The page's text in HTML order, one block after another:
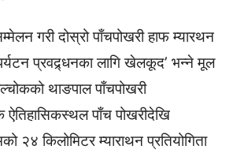
गरी दोस्रो पाँचपोखरी हाफ म्यारथन
प्रवद्र्धनका लागि खेलकूद’ भन्ने मूल
थाङपाल पाँचपोखरी
ऐतिहासिकस्थल पाँच पोखरीदेखि
२४ किलोमिटर म्याराथन प्रतियोगिता